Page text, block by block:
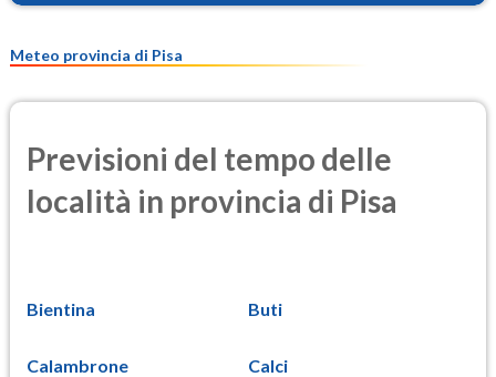
PM25
Meteo provincia di Pisa
Previsioni del tempo delle
località in provincia di Pisa
Bientina Buti
Calambrone Calci